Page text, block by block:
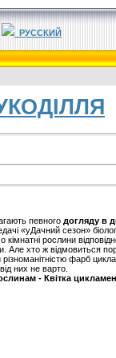
РУССКИЙ
певного догляду в
«уДачний сезон»
рослини
Але хто ж відмовиться
фарб
них не варто.
- Квітка цикламен